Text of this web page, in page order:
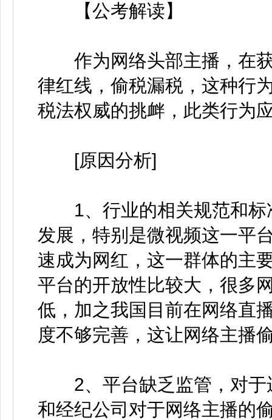
【公考解读】
作为网络头部主播，在获
律红线，偷税漏税，这种行
税法权威的挑衅，此类行为
[原因分析]
1、行业的相关规范和标
发展，特别是微视频这一平
速成为网红，这一群体的主
平台的开放性比较大，很多
低，加之我国目前在网络直
度不够完善，这让网络主播
2、平台缺乏监管，对于
和经纪公司对于网络主播的